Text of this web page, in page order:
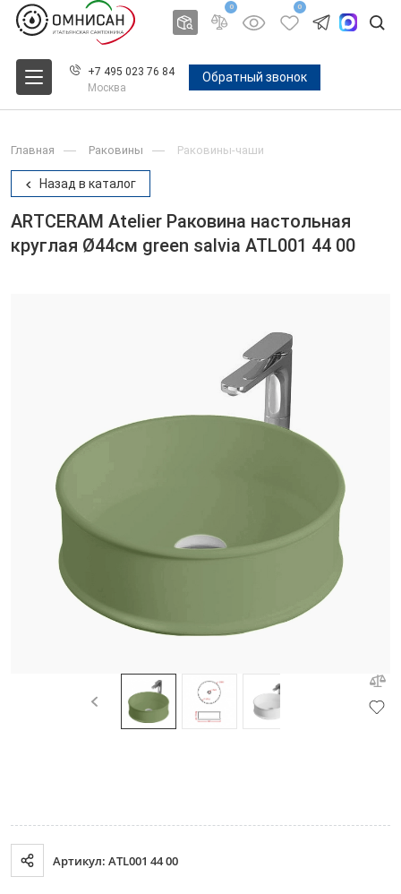
0 0
+7 495 023 76 84
Москва
Обратный звонок
Главная Раковины Раковины-чаши
Назад в каталог
ARTCERAM Atelier Раковина настольная
круглая Ø44см green salvia ATL001 44 00
Артикул: ATL001 44 00